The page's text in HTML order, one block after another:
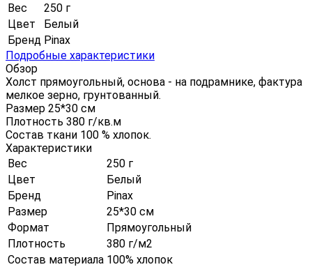
Вес
250 г
Цвет
Белый
Бренд Pinax
Подробные характеристики
Обзор
Холст прямоугольный, основа - на подрамнике, фактура
мелкое зерно, грунтованный.
Размер 25*30 см
Плотность 380 г/кв.м
Состав ткани 100 % хлопок.
Характеристики
Вес
250 г
Цвет
Белый
Бренд
Pinax
Размер
25*30 см
Формат
Прямоугольный
Плотность
380 г/м2
Состав материала 100% хлопок